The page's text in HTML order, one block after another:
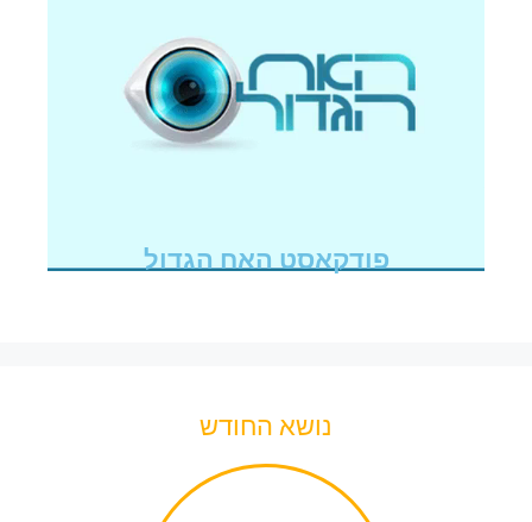
פודקאסט האח הגדול
נושא החודש